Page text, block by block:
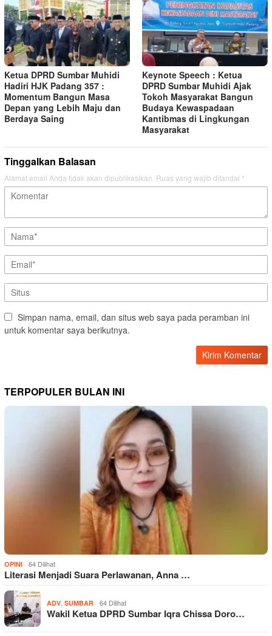
Ketua DPRD Sumbar Muhidi
Hadiri HJK Padang 357 :
Momentum Bangun Masa
Depan yang Lebih Maju dan
Berdaya Saing
Keynote Speech : Ketua
DPRD Sumbar Muhidi Ajak
Tokoh Masyarakat Bangun
Budaya Kewaspadaan
Kantibmas di Lingkungan
Masyarakat
Tinggalkan Balasan
Alamat email Anda tidak akan dipublikasikan. Ruas yang wajib ditandai *
Simpan nama, email, dan situs web saya pada peramban ini
untuk komentar saya berikutnya.
TERPOPULER BULAN INI
OPINI 64 Dilihat
Literasi Menjadi Suara Perlawanan, Anna …
ADV, SUMBAR 64 Dilihat
Wakil Ketua DPRD Sumbar Iqra Chissa Doro…